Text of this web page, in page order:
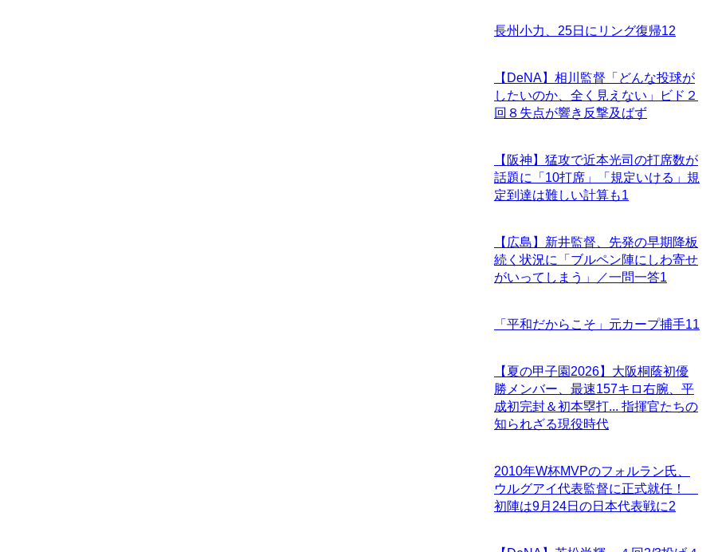
長州小力、25日にリング復帰12
【DeNA】相川監督「どんな投球が
したいのか、全く見えない」ビド２
回８失点が響き反撃及ばず
【阪神】猛攻で近本光司の打席数が
話題に「10打席」「規定いける」規
定到達は難しい計算も1
【広島】新井監督、先発の早期降板
続く状況に「ブルペン陣にしわ寄せ
がいってしまう」／一問一答1
「平和だからこそ」元カープ捕手11
【夏の甲子園2026】大阪桐蔭初優
勝メンバー、最速157キロ右腕、平
成初完封＆初本塁打... 指揮官たちの
知られざる現役時代
2010年W杯MVPのフォルラン氏、
ウルグアイ代表監督に正式就任！
初陣は9月24日の日本代表戦に2